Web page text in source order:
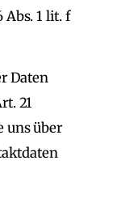
1 lit. f
Daten
21
uns über